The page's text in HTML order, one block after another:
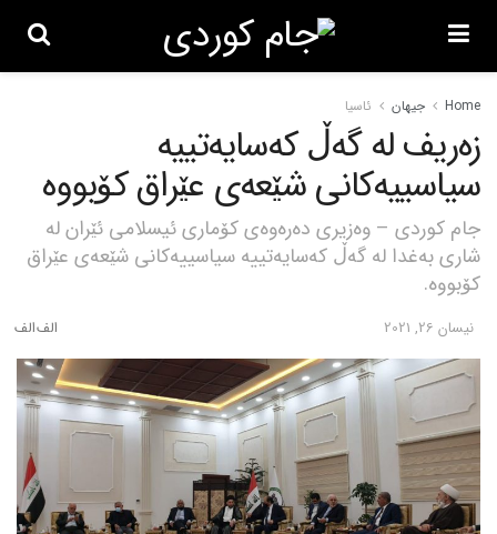
Home جیهان ئاسیا
زەریف لە گەڵ کەسایەتییە
سیاسییەکانی شێعەی عێراق کۆبووە
جام کوردی – وەزیری دەرەوەی کۆماری ئیسلامی ئێران لە
شاری بەغدا لە گەڵ کەسایەتییە سیاسییەکانی شێعەی عێراق
کۆبووە.
نیسان 26, 2021